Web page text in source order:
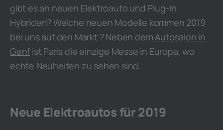
gibt es an neuen Elektroauto und Plug-In
Hybriden? Welche neuen Modelle kommen 2019
bei uns auf den Markt ? Neben demAutosalon in
Genf ist Paris die einzige Messe in Europa, wo
echte Neuheiten zu sehen sind.
Neue Elektroautos für 2019